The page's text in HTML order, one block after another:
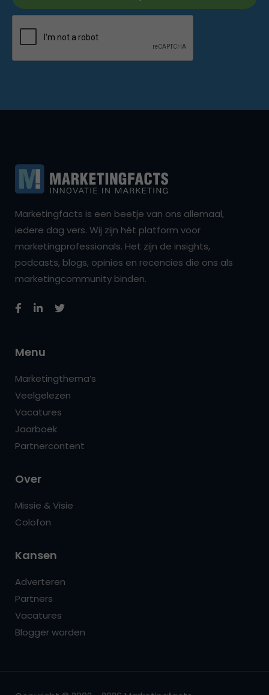
Marketingfacts is een beetje van ons allemaal,
iedere dag vers. Wij zijn hét platform voor
marketingprofessionals. Het zijn de insights,
podcasts, blogs, opinies en recencies die ons als
marketingcommunity binden.
Menu
Marketingthema’s
Veelgelezen
Vacatures
Jaarboek
Partnercontent
Over
Missie & Visie
Colofon
Kansen
Adverteren
Partners
Vacatures
Blogger worden